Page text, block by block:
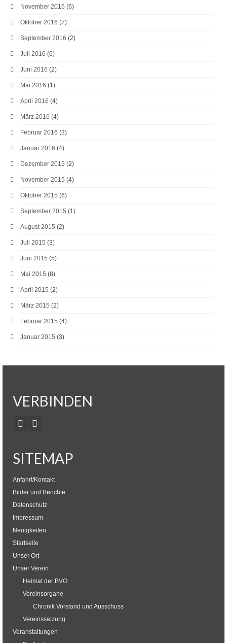
November 2016 (6)
Oktober 2016 (7)
September 2016 (2)
Juli 2016 (6)
Juni 2016 (2)
Mai 2016 (1)
April 2016 (4)
März 2016 (4)
Februar 2016 (3)
Januar 2016 (4)
Dezember 2015 (2)
November 2015 (4)
Oktober 2015 (6)
September 2015 (1)
August 2015 (2)
Juli 2015 (3)
Juni 2015 (5)
Mai 2015 (8)
April 2015 (2)
März 2015 (2)
Februar 2015 (4)
Januar 2015 (3)
VERBINDEN
SITEMAP
Anfahrt/Kontakt
Bilder und Berichte
Datenschutz
Impressum
Neuigkeiten
Startseite
Unser Ort
Unser Verein
Heimat der BVO
Vereinsorgane
Chronik Vorstand und Ausschuss
Vereinssatzung
Veranstaltungen